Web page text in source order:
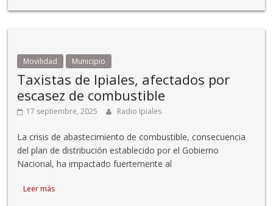
Movilidad Municipio
Taxistas de Ipiales, afectados por
escasez de combustible
17 septiembre, 2025 Radio Ipiales
La crisis de abastecimiento de combustible, consecuencia
del plan de distribución establecido por el Gobierno
Nacional, ha impactado fuertemente al
Leer más